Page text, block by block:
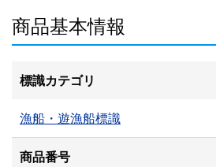
商品基本情報
標識カテゴリ
漁船・遊漁船標識
商品番号